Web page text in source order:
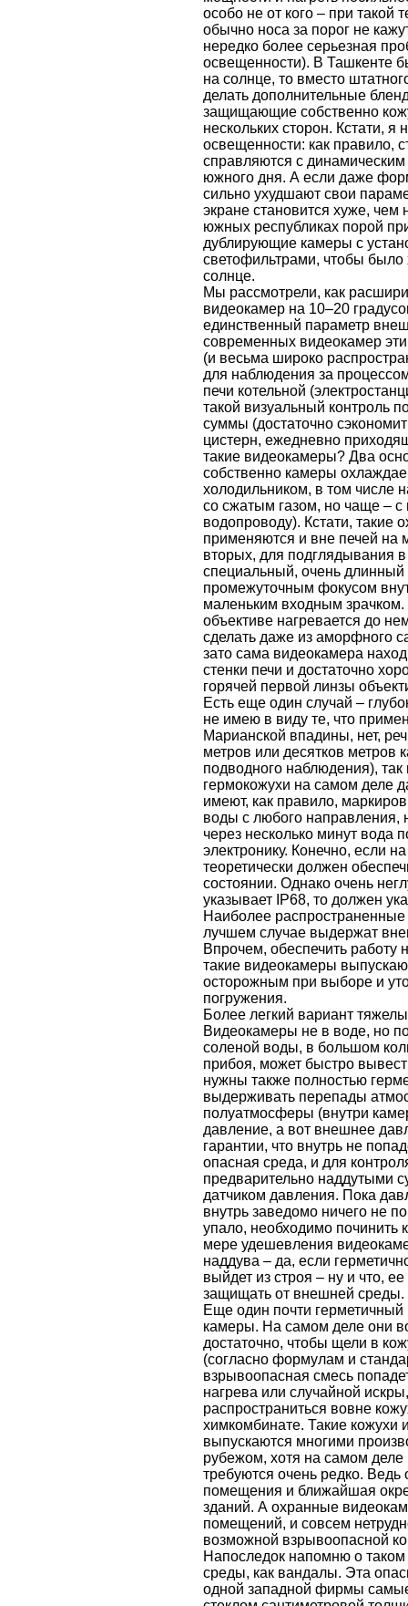
особо не от кого – при
обычно носа за порог не
нередко более серьезная
освещенности). В Ташкенте
на солнце, то вместо
делать дополнительные
защищающие собственно
нескольких сторон. Кстати,
освещенности: как правило,
справляются с
южного дня. А если даже
сильно ухудшают свои
экране становится хуже, чем
южных республиках порой
дублирующие камеры с
светофильтрами, чтобы
солнце.
Мы рассмотрели, как
видеокамер на 10–20
единственный параметр
современных видеокамер
(и весьма широко
для наблюдения за
печи котельной
такой визуальный контроль
суммы (достаточно
цистерн, ежедневно
такие видеокамеры? Два
собственно камеры
холодильником, в том числе
со сжатым газом, но чаще –
водопроводу). Кстати, такие
применяются и вне печей на
вторых, для подглядывания в
специальный, очень
промежуточным фокусом
маленьким входным зрачком.
объективе нагревается до
сделать даже из аморфного
зато сама видеокамера
стенки печи и достаточно
горячей первой линзы
Есть еще один случай –
не имею в виду те, что
Марианской впадины, нет,
метров или десятков метров
подводного наблюдения),
гермокожухи на самом деле
имеют, как правило,
воды с любого направления,
через несколько минут вода
электронику. Конечно, если
теоретически должен
состоянии. Однако очень
указывает IP68, то должен
Наиболее
лучшем случае выдержат
Впрочем, обеспечить работу
такие видеокамеры
осторожным при выборе и
погружения.
Более легкий вариант
Видеокамеры не в воде, но
соленой воды, в большом
прибоя, может быстро
нужны также полностью
выдерживать перепады
полуатмосферы (внутри
давление, а вот внешнее
гарантии, что внутрь не
опасная среда, и для
предварительно наддутыми
датчиком давления. Пока
внутрь заведомо ничего не
упало, необходимо починить
мере удешевления
наддува – да, если
выйдет из строя – ну и что,
защищать от внешней среды.
Еще один почти
камеры. На самом деле они
достаточно, чтобы щели в
(согласно формулам и
взрывоопасная смесь
нагрева или случайной
распространиться вовне
химкомбинате. Такие кожухи
выпускаются многими
рубежом, хотя на самом
требуются очень редко.
помещения и ближайшая
зданий. А охранные
помещений, и совсем
возможной взрывоопасной
Напоследок напомню о
среды, как вандалы. Эта
одной западной фирмы